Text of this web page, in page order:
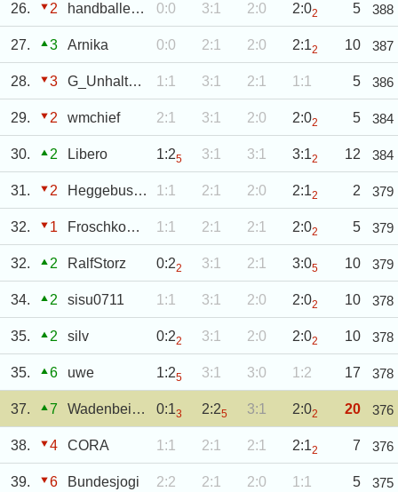
26. 2 handballer12 0:0 3:1 2:0 2:02 5 388
27. 3 Arnika 0:0 2:1 2:0 2:12 10 387
28. 3 G_Unhaltbar 1:1 3:1 2:1 1:1 5 386
29. 2 wmchief 2:1 3:1 2:0 2:02 5 384
30. 2 Libero 1:25 3:1 3:1 3:12 12 384
31. 2 Heggebusch 1:1 2:1 2:0 2:12 2 379
32. 1 Froschkoenigin 1:1 2:1 2:1 2:02 5 379
32. 2 RalfStorz 0:22 3:1 2:1 3:05 10 379
34. 2 sisu0711 1:1 3:1 2:0 2:02 10 378
35. 2 silv 0:22 3:1 2:0 2:02 10 378
35. 6 uwe 1:25 3:1 3:0 1:2 17 378
37. 7 Wadenbeißer 0:13 2:25 3:1 2:02 20 376
38. 4 CORA 1:1 2:1 2:1 2:12 7 376
39. 6 Bundesjogi 2:2 2:1 2:0 1:1 5 375